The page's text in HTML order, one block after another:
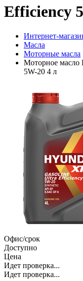
Efficiency
Интернет-
Масла
Моторные масла
Моторное масло
5W-20 4 л
Офис/срок
Доступно
Цена
Идет проверка...
Идет проверка...